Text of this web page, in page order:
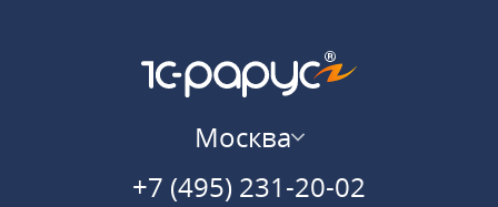
Москва
+7 (495) 231-20-02